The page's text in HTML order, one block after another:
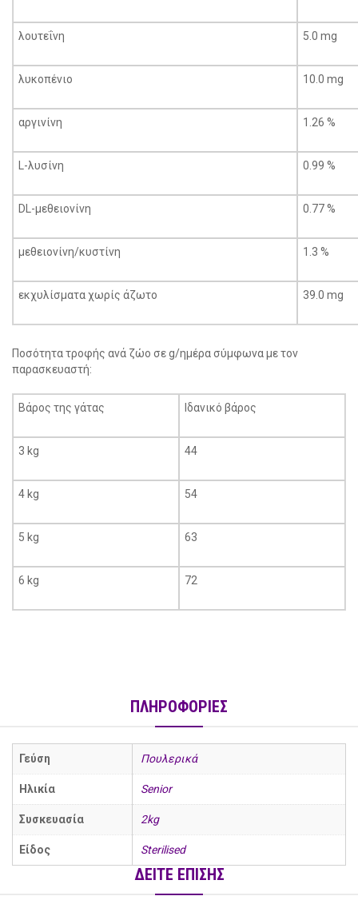
λουτεΐνη 5.0 mg
λυκοπένιο 10.0 mg
αργινίνη 1.26 %
L-λυσίνη 0.99 %
DL-μεθειονίνη 0.77 %
μεθειονίνη/κυστίνη 1.3 %
εκχυλίσματα χωρίς άζωτο 39.0 mg
Ποσότητα τροφής ανά ζώο σε g/ημέρα σύμφωνα με τον
παρασκευαστή:
Βάρος της γάτας Ιδανικό βάρος
3 kg 44
4 kg 54
5 kg 63
6 kg 72
ΠΛΗΡΟΦΟΡΙΕΣ
Γεύση Πουλερικά
Ηλικία Senior
Συσκευασία 2kg
Είδος Sterilised
ΔΕΙΤΕ ΕΠΙΣΗΣ